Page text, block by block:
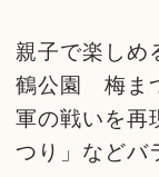
親子で楽しめ
鶴公園 梅ま
軍の戦いを再
つり」などバ